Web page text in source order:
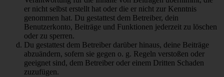
er nicht selbst erstellt hat oder die er nicht zur Kenntnis
genommen hat. Du gestattest dem Betreiber, dein
Benutzerkonto, Beiträge und Funktionen jederzeit zu löschen
oder zu sperren.
Du gestattest dem Betreiber darüber hinaus, deine Beiträge
abzuändern, sofern sie gegen o. g. Regeln verstoßen oder
geeignet sind, dem Betreiber oder einem Dritten Schaden
zuzufügen.